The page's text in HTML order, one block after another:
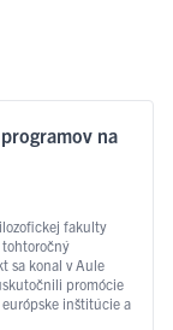
na
fakulty
tohtoročný
sa konal v Aule
promócie
inštitúcie a